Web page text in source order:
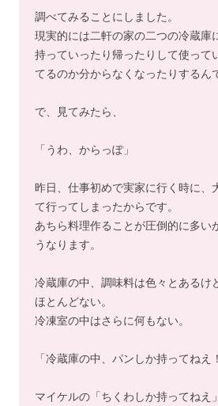
調べてみることにしました。
現実的には二軒の家の二つの冷蔵庫
持っていったり帰ったりして使って
てるのか分からなくなったりするん
で、見てみたら、
「うわ、からっぽ」
昨日、仕事初めで実家に行く時に、
て行ってしまったからです。
あちら料理作ることが圧倒的に多い
うなります。
冷蔵庫の中、調味料は色々とあるけ
ほとんどない。
冷凍室の中はさらに何もない。
「冷蔵庫の中、パンしか持ってねえ
マイケルの「ちくわしか持ってねえ